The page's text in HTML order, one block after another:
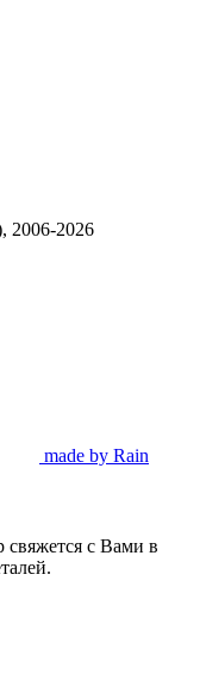
2026
made by Rain
с Вами в